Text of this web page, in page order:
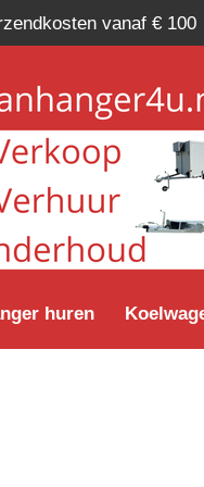
vanaf € 100
huren